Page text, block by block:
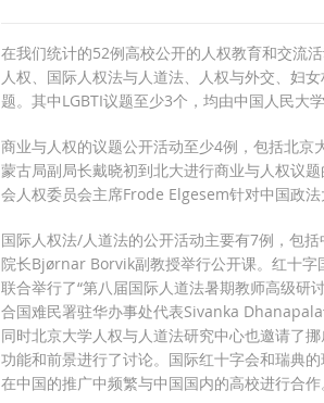
在我们统计的52例高校公开的人权教育和交流
人权、国际人权法与人道法、人权与外交、妇
题。其中LGBTI议题至少3个，均由中国人民大
商业与人权的议题公开活动至少4例，包括北
蒙古局副局长戴晓初到北大进行商业与人权议
会人权委员会主席Frode Elgesem针对中国政
国际人权法/人道法的公开活动主要有7例，包
院长Bjørnar Borvik副教授举行公开课。红十
联合举行了“第八届国际人道法暑期教师高级研
合国难民署驻华办事处代表Sivanka
同时北京大学人权与人道法研究中心也邀请了
功能和前景进行了讨论。国际红十字会和瑞典
在中国的推广中频繁与中国国内的高校进行合作